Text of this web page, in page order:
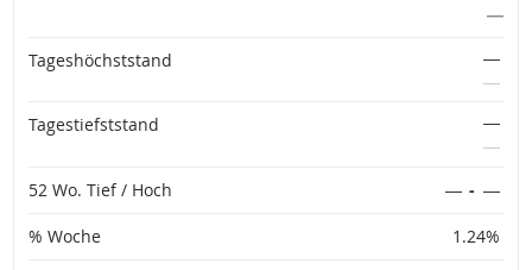
―
Tageshöchststand
―
―
Tagestiefststand
―
―
52 Wo. Tief / Hoch
― - ―
% Woche 1.24%